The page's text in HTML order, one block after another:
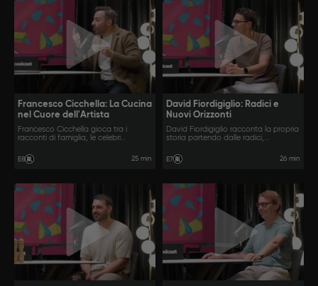
Francesco Cicchella: La Cucina
nel Cuore dell'Artista
Francesco Cicchella gioca tra i
racconti di famiglia, le celebri
rivelando un legame con il cibo
sorprendente e autentico.
E8 25 min
David Fiordigiglio: Radici e
Nuovi Orizzonti
David Fiordigiglio racconta la propria
storia partendo dalle radici,
con il territorio, per arrivare a nuove e
audaci visioni gastronomiche.
E7 26 min